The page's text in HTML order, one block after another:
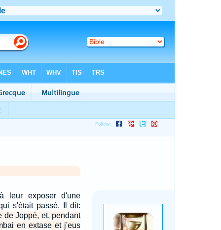
leur exposer d'une
s'était passé. Il dit:
de Joppé, et, pendant
en extase et j'eus